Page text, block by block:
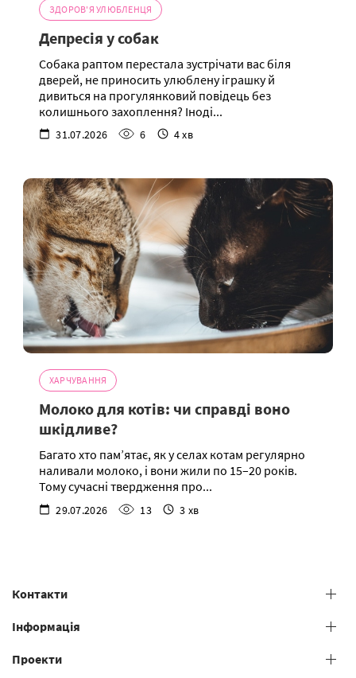
ЗДОРОВ'Я УЛЮБЛЕНЦЯ
Депресія у собак
Собака раптом перестала зустрічати вас біля
дверей, не приносить улюблену іграшку й
дивиться на прогулянковий повідець без
колишнього захоплення? Іноді...
31.07.2026 6 4 хв
ХАРЧУВАННЯ
Молоко для котів: чи справді воно
шкідливе?
Багато хто пам’ятає, як у селах котам регулярно
наливали молоко, і вони жили по 15–20 років.
Тому сучасні твердження про...
29.07.2026 13 3 хв
Контакти
+38 (073) 606 74 43 Grooming
Інформація
Загальні умови надання послуг
Проекти